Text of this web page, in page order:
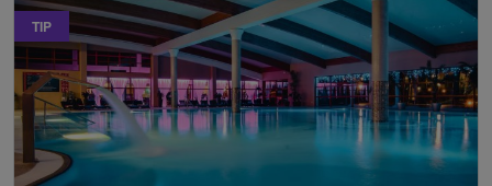
TIP